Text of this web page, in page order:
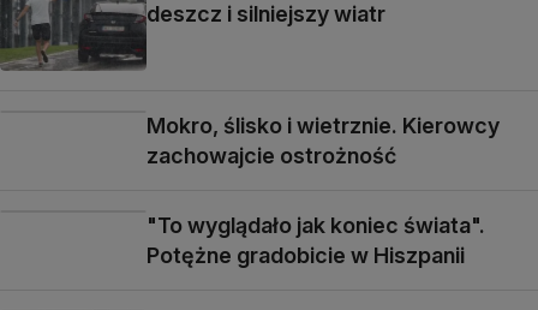
deszcz i silniejszy wiatr
Mokro, ślisko i wietrznie. Kierowcy
zachowajcie ostrożność
"To wyglądało jak koniec świata".
Potężne gradobicie w Hiszpanii